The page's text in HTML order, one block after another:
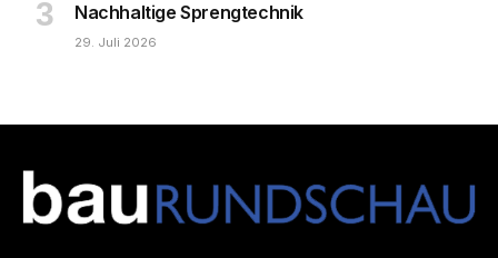
Nachhaltige Sprengtechnik
29. Juli 2026